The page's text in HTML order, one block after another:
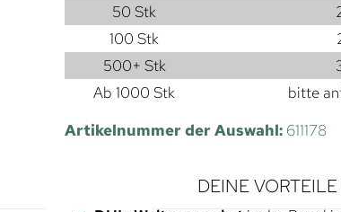
50 Stk
100 Stk
500+ Stk
Ab 1000 Stk
bitte
Artikelnummer der Auswahl: 611178
DEINE